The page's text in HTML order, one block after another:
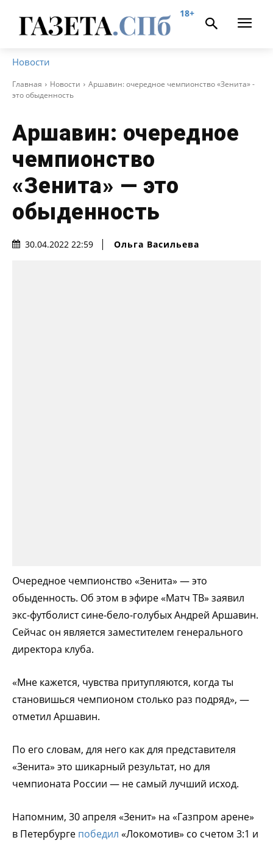
18+
Новости
Главная Новости
Аршавин: очередное чемпионство «Зенита» -
это обыденность
Аршавин: очередное
чемпионство
«Зенита» — это
обыденность
30.04.2022 22:59 Ольга Васильева
Очередное чемпионство «Зенита» — это
обыденность. Об этом в эфире «Матч ТВ» заявил
экс-футболист сине-бело-голубых Андрей Аршавин.
Сейчас он является заместителем генерального
директора клуба.
«Мне кажется, чувства притупляются, когда ты
становишься чемпионом столько раз подряд», —
отметил Аршавин.
По его словам, для него как для представителя
«Зенита» это шикарный результат, но для
чемпионата России — не самый лучший исход.
Напомним, 30 апреля «Зенит» на «Газпром арене»
в Петербурге победил «Локомотив» со счетом 3:1 и